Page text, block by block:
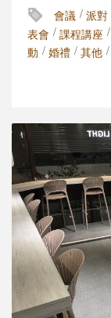
會議 / 派對
表會 / 課程講座 /
動 / 婚禮 / 其他 /